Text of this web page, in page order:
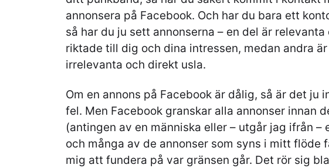
annonsera på Facebook. Och har du bara ett
så har du ju sett annonserna – en del är
riktade till dig och dina intressen, medan andra
irrelevanta och direkt usla.
Om en annons på Facebook är dålig, så är det ju
fel. Men Facebook granskar alla annonser innan
(antingen av en människa eller – utgår jag ifrån –
och många av de annonser som syns i mitt flöde
mig att fundera på var gränsen går. Det rör sig